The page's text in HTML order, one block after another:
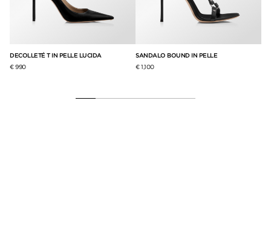
DECOLLETÉ T IN PELLE LUCIDA
€ 990
SANDALO BOUND IN PELLE
€ 1,100